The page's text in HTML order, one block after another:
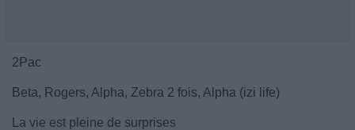
2Pac
Beta, Rogers, Alpha, Zebra 2 fois, Alpha (izi life)
La vie est pleine de surprises